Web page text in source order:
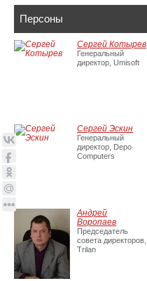
Персоны
Сергей Котырев
Генеральный
директор, Umisoft
Сергей Эскин
Генеральный
директор, Depo
Computers
Андрей
Воропаев
Председатель
совета директоров,
Trilan